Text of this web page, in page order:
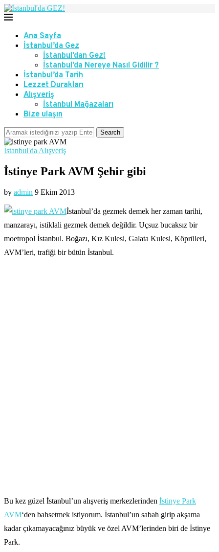
Ana Sayfa
İstanbul’da Gez
İstanbul’dan Gez!
İstanbul’da Nereye Nasıl Gidilir ?
İstanbul’da Tarih
Lezzet Durakları
Alışveriş
İstanbul Mağazaları
Bize ulaşın
Search
İstanbul'da Alışveriş
İstinye Park AVM Şehir gibi
by admin 9 Ekim 2013
İstanbul’da gezmek demek her zaman tarihi,
manzarayı, istiklali gezmek demek değildir. Uçsuz bucaksız bir
moetropol İstanbul. Boğazı, Kız Kulesi, Galata Kulesi, Köprüleri,
AVM’leri, trafiği bir bütün İstanbul.
Bu kez güzel İstanbul’un alışveriş merkezlerinden İstinye Park
AVM‘den bahsetmek istiyorum. İstanbul’un sabah girip akşama
kadar çıkamayacağınız büyük ve özel AVM’lerinden biri de İstinye
Park.